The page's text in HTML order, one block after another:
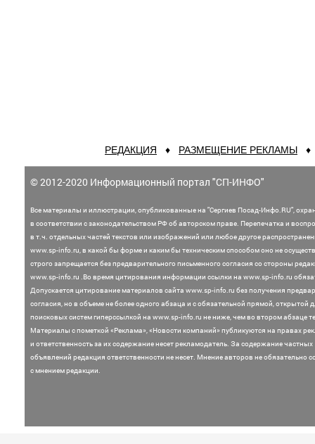
РЕДАКЦИЯ ♦ РАЗМЕЩЕНИЕ РЕКЛАМЫ
© 2012-2020 Информационный портал "СП-ИНФО"
Все материалы и иллюстрации,опубликованные на "Сергиев Посад-Инфо.RU",
в соответствии с законодательством РФ об авторском праве. Перепечатка и
в т.ч. отдельных частей текстов или изображений или любое другое
www.sp-info.ru, в какой бы форме и каким бы техническим способом оно не
строго запрещается без предварительного письменного согласия со стороны
www.sp-info.ru .Во время цитирования информации ссылки на www.sp-info.ru
Допускается цитирование материалов сайта www.sp-info.ru без получения
согласия, но в объеме не более одного абзаца и с обязательной прямой, открытой
поисковых систем гиперссылкой на www.sp-info.ru не ниже, чем во втором абзаце
Материалы с пометкой «Реклама», «Новости компаний» публикуются на правах
и ответственность за их содержание несет рекламодатель. За содержание частных
объявлений редакция ответственности не несет. Мнениеавторов не обязательно
с мнением редакции.